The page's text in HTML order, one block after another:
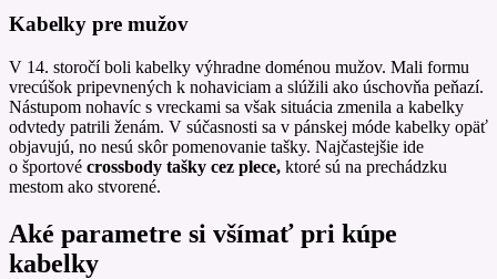
Kabelky pre mužov
V 14. storočí boli kabelky výhradne doménou mužov. Mali formu
vrecúšok pripevnených k nohaviciam a slúžili ako úschovňa peňazí.
Nástupom nohavíc s vreckami sa však situácia zmenila a kabelky
odvtedy patrili ženám. V súčasnosti sa v pánskej móde kabelky opäť
objavujú, no nesú skôr pomenovanie tašky. Najčastejšie ide
o športové crossbody tašky cez plece, ktoré sú na prechádzku
mestom ako stvorené.
Aké parametre si všímať pri kúpe
kabelky